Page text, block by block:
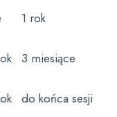
1 rok
3 miesiące
do końca sesji